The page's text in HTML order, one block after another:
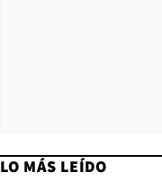
LO MÁS LEÍDO